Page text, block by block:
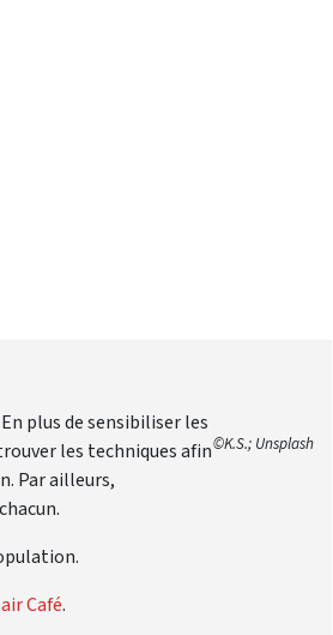
©K.S.; Unsplash
plus de sensibiliser les
les techniques afin
Par ailleurs,
Café.